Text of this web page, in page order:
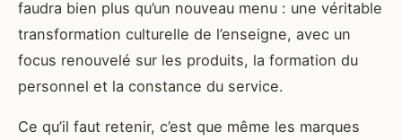
faudra bien plus qu’un nouveau menu : une véritable
transformation culturelle de l’enseigne, avec un
focus renouvelé sur les produits, la formation du
personnel et la constance du service.
Ce qu’il faut retenir, c’est que même les marques